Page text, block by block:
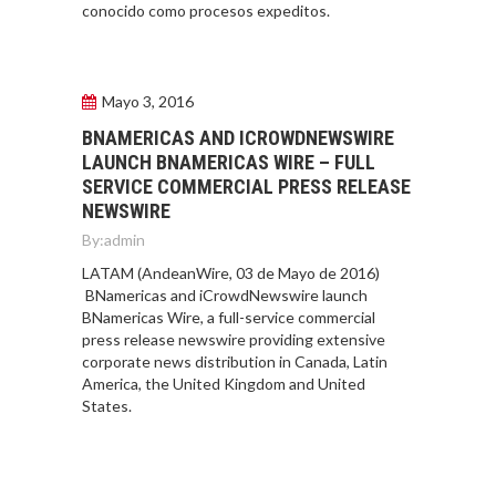
conocido como procesos expeditos.
Mayo 3, 2016
BNAMERICAS AND ICROWDNEWSWIRE
LAUNCH BNAMERICAS WIRE – FULL
SERVICE COMMERCIAL PRESS RELEASE
NEWSWIRE
By:admin
LATAM (AndeanWire, 03 de Mayo de 2016)
BNamericas and iCrowdNewswire launch
BNamericas Wire, a full-service commercial
press release newswire providing extensive
corporate news distribution in Canada, Latin
America, the United Kingdom and United
States.